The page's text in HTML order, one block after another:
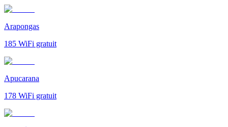
Arapongas
185 WiFi gratuit
Apucarana
178 WiFi gratuit